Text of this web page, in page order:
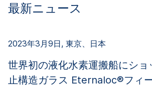
最新ニュース
2023年3月9日, 東京、日本
世界初の液化水素運搬船にショ
止構造ガラス Eternaloc®フィ